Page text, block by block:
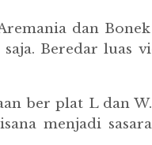
dan
Beredar
ber plat L dan
menjadi